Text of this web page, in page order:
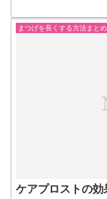
まつげを長くする方法まとめ
ケアプロストの